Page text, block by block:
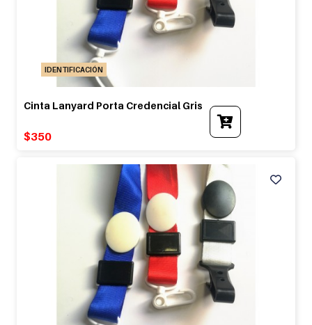
IDENTIFICACIÓN
Cinta Lanyard Porta Credencial Gris
$350